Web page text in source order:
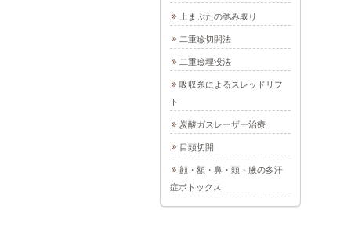
上まぶたの弛み取り
二重瞼切開法
二重瞼埋没法
吸収糸によるスレッドリフ
ト
炭酸ガスレーザー治療
目頭切開
顔・額・鼻・頭・腋の多汗
症ボトックス